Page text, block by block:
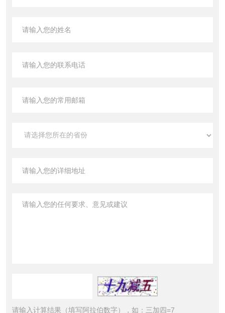
请输入计算结果（填写阿拉伯数字），如：三加四=7